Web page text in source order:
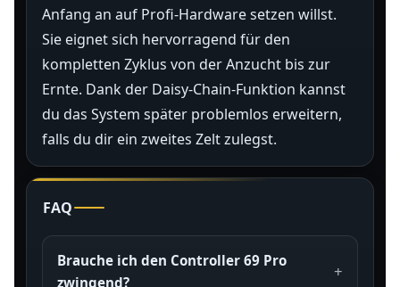
Anfang an auf Profi-Hardware setzen willst.
Sie eignet sich hervorragend für den
kompletten Zyklus von der Anzucht bis zur
Ernte. Dank der Daisy-Chain-Funktion kannst
du das System später problemlos erweitern,
falls du dir ein zweites Zelt zulegst.
FAQ
Brauche ich den Controller 69 Pro
zwingend?